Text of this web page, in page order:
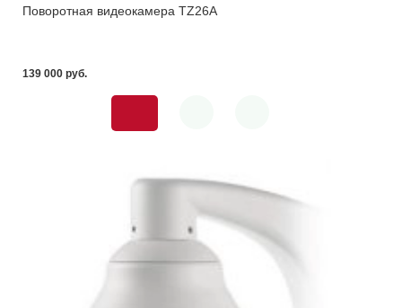
Поворотная видеокамера TZ26A
139 000 pуб.